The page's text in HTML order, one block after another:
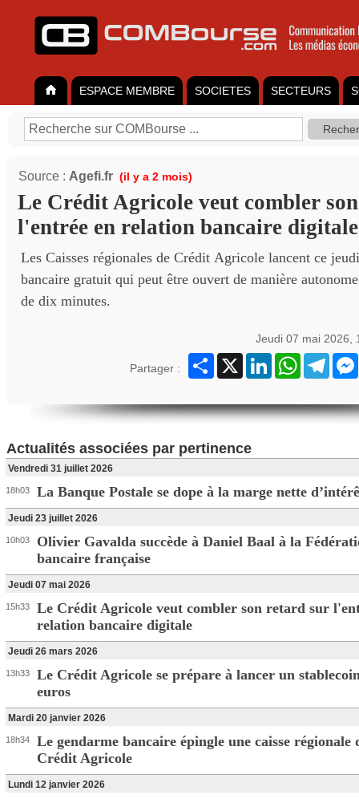
ESPACE MEMBRE SOCIETES SECTEURS
Source : Agefi.fr (il y a 2 mois)
Le Crédit Agricole veut combler
l'entrée en relation bancaire digitale
Les Caisses régionales de Crédit Agricole lancent ce
bancaire gratuit qui peut être ouvert de manière
de dix minutes.
Jeudi 07 mai 2026,
Partager :
Partager
X LinkedInWhatsApp
Actualités associées par pertinence
Vendredi 31 juillet 2026
18h03 La Banque Postale se dope à la marge nette
Jeudi 23 juillet 2026
10h03
Olivier Gavalda succède à Daniel Baal à la
bancaire française
Jeudi 07 mai 2026
15h33
Le Crédit Agricole veut combler son retard sur
relation bancaire digitale
Jeudi 26 mars 2026
13h33
Le Crédit Agricole se prépare à lancer un
euros
Mardi 20 janvier 2026
18h34
Le gendarme bancaire épingle une caisse régionale
Crédit Agricole
Lundi 12 janvier 2026